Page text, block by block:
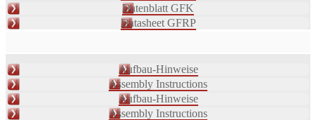
Datenblatt GFK
Datasheet GFRP
Aufbau-Hinweise
Assembly Instructions
Aufbau-Hinweise
Assembly Instructions